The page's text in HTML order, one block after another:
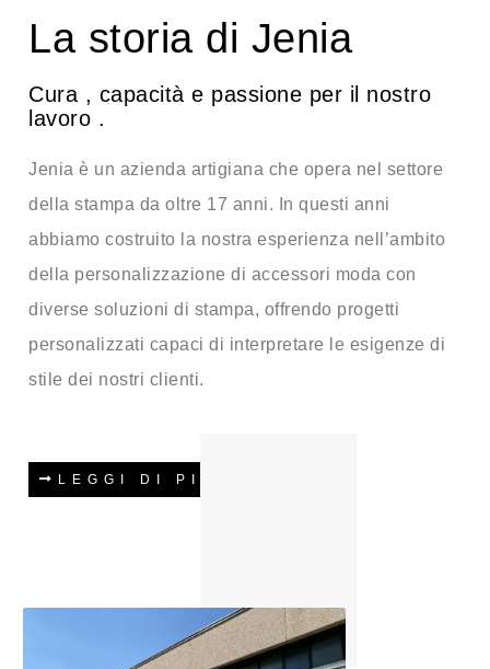
La storia di Jenia
Cura , capacità e passione per il nostro
lavoro .
Jenia è un azienda artigiana che opera nel settore
della stampa da oltre 17 anni. In questi anni
abbiamo costruito la nostra esperienza nell’ambito
della personalizzazione di accessori moda con
diverse soluzioni di stampa, offrendo progetti
personalizzati capaci di interpretare le esigenze di
stile dei nostri clienti.
LEGGI DI PIÙ